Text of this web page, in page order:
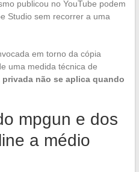
publicou no YouTube podem
Studio sem recorrer a uma
em torno da cópia
uma medida técnica de
privada não se aplica quando
mpgun e dos
a médio